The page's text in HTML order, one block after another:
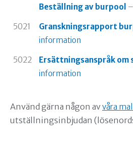
Beställning av burpool
5021 Granskningsrapport
information
5022 Ersättningsanspråk om
information
Använd gärna någon avvåra
utställningsinbjudan